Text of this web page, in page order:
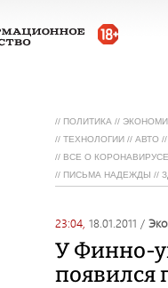
// ПОЛИТИКА //
// ТЕХНОЛОГИИ // АВТО //
// ВСЕ О КОРОНАВИРУСЕ
// ПИСЬМА НАДЕЖДЫ //
23:04, 18.01.2011 /
У Финно-
появился